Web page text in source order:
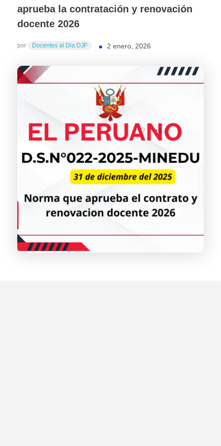
aprueba la contratación y renovación
docente 2026
2 enero, 2026
por Docentes al Dia DJF
+1